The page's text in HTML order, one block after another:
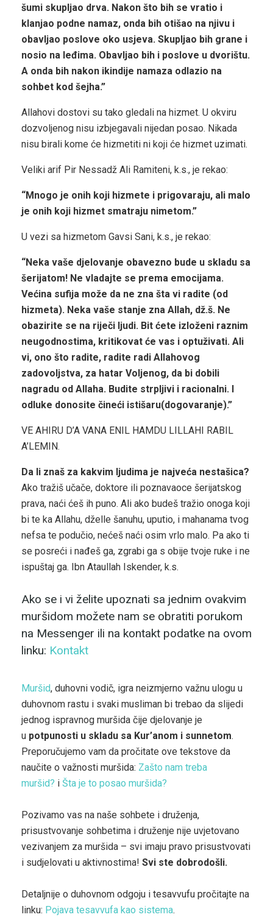
šumi skupljao drva. Nakon što bih se vratio i
klanjao podne namaz, onda bih otišao na njivu i
obavljao poslove oko usjeva. Skupljao bih grane i
nosio na leđima. Obavljao bih i poslove u dvorištu.
A onda bih nakon ikindije namaza odlazio na
sohbet kod šejha.”
Allahovi dostovi su tako gledali na hizmet. U okviru
dozvoljenog nisu izbjegavali nijedan posao. Nikada
nisu birali kome će hizmetiti ni koji će hizmet uzimati.
Veliki arif Pir Nessadž Ali Ramiteni, k.s., je rekao:
“Mnogo je onih koji hizmete i prigovaraju, ali malo
je onih koji hizmet smatraju nimetom.”
U vezi sa hizmetom Gavsi Sani, k.s., je rekao:
“Neka vaše djelovanje obavezno bude u skladu sa
šerijatom! Ne vladajte se prema emocijama.
Većina sufija može da ne zna šta vi radite (od
hizmeta). Neka vaše stanje zna Allah, dž.š. Ne
obazirite se na riječi ljudi. Bit ćete izloženi raznim
neugodnostima, kritikovat će vas i optuživati. Ali
vi, ono što radite, radite radi Allahovog
zadovoljstva, za hatar Voljenog, da bi dobili
nagradu od Allaha. Budite strpljivi i racionalni. I
odluke donosite čineći istišaru(dogovaranje).”
VE AHIRU D’A VANA ENIL HAMDU LILLAHI RABIL
A’LEMIN.
Da li znaš za kakvim ljudima je najveća nestašica?
Ako tražiš učače, doktore ili poznavaoce šerijatskog
prava, naći ćeš ih puno. Ali ako budeš tražio onoga koji
bi te ka Allahu, dželle šanuhu, uputio, i mahanama tvog
nefsa te podučio, nećeš naći osim vrlo malo. Pa ako ti
se posreći i nađeš ga, zgrabi ga s obije tvoje ruke i ne
ispuštaj ga. Ibn Ataullah Iskender, k.s.
Ako se i vi želite upoznati sa jednim ovakvim
muršidom možete nam se obratiti porukom
na Messenger ili na kontakt podatke na ovom
linku: Kontakt
Muršid, duhovni vodič, igra neizmjerno važnu ulogu u
duhovnom rastu i svaki musliman bi trebao da slijedi
jednog ispravnog muršida čije djelovanje je
u potpunosti u skladu sa Kur’anom i sunnetom.
Preporučujemo vam da pročitate ove tekstove da
naučite o važnosti muršida: Zašto nam treba
muršid? i Šta je to posao muršida?
Pozivamo vas na naše sohbete i druženja,
prisustvovanje sohbetima i druženje nije uvjetovano
vezivanjem za muršida – svi imaju pravo prisustvovati
i sudjelovati u aktivnostima! Svi ste dobrodošli.
Detaljnije o duhovnom odgoju i tesavvufu pročitajte na
linku: Pojava tesavvufa kao sistema.